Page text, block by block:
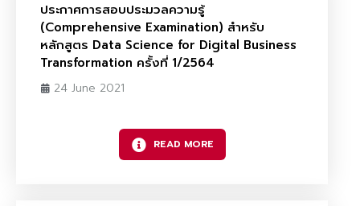
ประกาศการสอบประมวลความรู้
(Comprehensive Examination) สำหรับ
หลักสูตร Data Science for Digital Business
Transformation ครั้งที่ 1/2564
24 June 2021
READ MORE